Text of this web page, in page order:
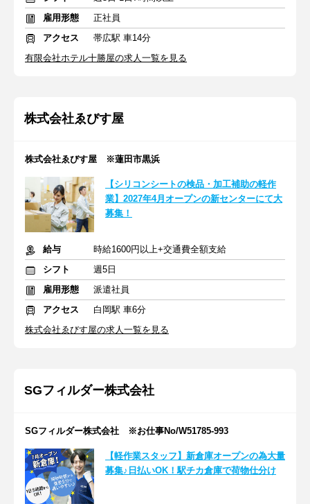
雇用形態
正社員
アクセス
帯広駅 車14分
有限会社ホテル十勝屋の求人一覧を見る
株式会社ゑびす屋
株式会社ゑびす屋 ※蓮田市黒浜
【シリコンシートの検品・加工補助の軽作
業】2027年4月オープンの新センターにて大
募集！
給与
時給1600円以上+交通費全額支給
シフト
週5日
雇用形態
派遣社員
アクセス
白岡駅 車6分
株式会社ゑびす屋の求人一覧を見る
SGフィルダー株式会社
SGフィルダー株式会社 ※お仕事No/W51785-993
【軽作業スタッフ】新倉庫オープンの為大量
募集♪日払いOK！駅チカ倉庫で荷物仕分け